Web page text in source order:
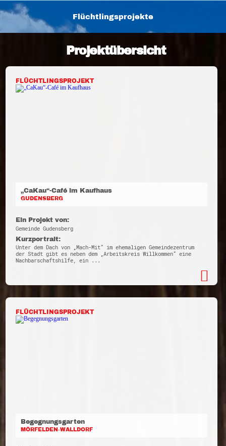
Service
Suche
Downloads
Impressum
Datenschutz
Erklärung zur Barrierefreiheit
Flüchtlingsprojekte
Projektübersicht
FLÜCHTLINGSPROJEKT
„CaKau“-Café im Kaufhaus
GUDENSBERG
Ein Projekt von:
Gemeinde Gudensberg
Kurzportrait:
Unter dem Dach von „Mach-Mit“ im ehemaligen Gemeindezentrum
der Stadt gibt es neben dem „Arbeitskreis Willkommen“ eine
Nachbarschaftshilfe, ein ...
FLÜCHTLINGSPROJEKT
Begegnungsgarten
MÖRFELDEN-WALLDORF